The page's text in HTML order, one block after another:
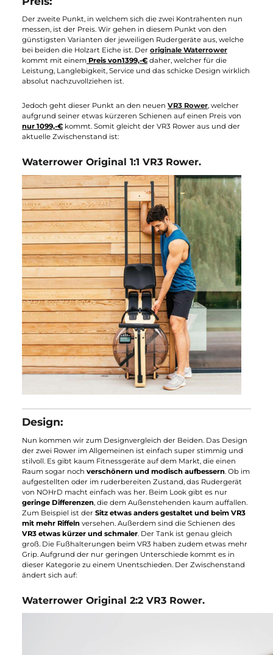
Der zweite Punkt, in welchem sich die zwei Kontrahenten nun
messen, ist der Preis. Wir gehen in diesem Punkt von den
günstigsten Varianten der jeweiligen Rudergeräte aus, welche
kommt mit einemPreis von1399,-€ daher, welcher für die
Leistung, Langlebigkeit, Service und das schicke Design
absolut nachzuvollziehen ist.
Jedoch geht dieser Punkt an den neuen VR3 Rower, welcher
aufgrund seiner etwas kürzeren Schienen auf einen Preis von
nur 1099,-€kommt. Somit gleicht der VR3 Rower aus und der
aktuelle Zwischenstand ist:
Waterrower Original 1:1 VR3 Rower.
Design:
Nun kommen wir zum Designvergleich der Beiden. Das
stilvoll. Es gibt kaum Fitnessgeräte auf dem Markt, die einen
Raum sogar nochverschönern und modisch aufbessern. Ob